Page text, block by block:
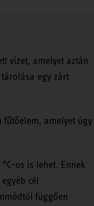
vizet, amelyet aztán
egy zárt
fűtőelem, amelyet úgy
os is lehet. Ennek
cél
függően